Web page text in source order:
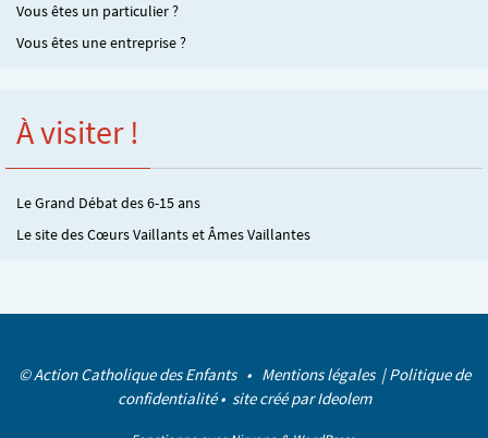
Vous êtes un particulier ?
Vous êtes une entreprise ?
À visiter !
Le Grand Débat des 6-15 ans
Le site des Cœurs Vaillants et Âmes Vaillantes
© Action Catholique des Enfants • Mentions légales |Politique de
confidentialité• site créé parIdeolem